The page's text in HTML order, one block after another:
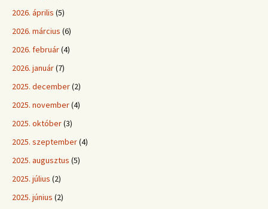
2026. április (5)
2026. március (6)
2026. február(4)
2026. január(7)
2025. december(2)
2025. november(4)
2025. október(3)
2025. szeptember(4)
2025. augusztus (5)
2025. július (2)
2025. június (2)